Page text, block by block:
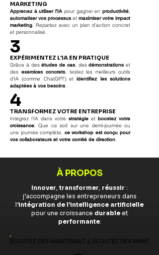
MARKETING
Apprenez à utiliser l’IA pour gagner enproductivité,
automatiser vos processus et maximiser votre impact
marketing. Repartez avec un plan d’action concret
et personnalisé.
3
EXPÉRIMENTEZ L'IA EN PRATIQUE
Grâce à desétudes de cas, desdémonstrations et
des exercices concrets, testez les meilleurs outils
d’IA (comme ChatGPT) etidentifiez les solutions
adaptées à vos besoins.
4
TRANSFORMEZ VOTRE ENTREPRISE
Intégrez l’IA dans votre stratégie et boostez votre
croissance. Que ce soit sur une demi-journée ou
une journée complète, ce workshop est conçu pour
vos collaborateurs et votre comité de direction.
À PROPOS
Innover, transformer, réussir :
j’accompagne les entrepreneurs dans
l’intégration de l’intelligence artificielle
pour une croissance durableet
performante.
ÉCOUTEZ DÈS MAINTENANT